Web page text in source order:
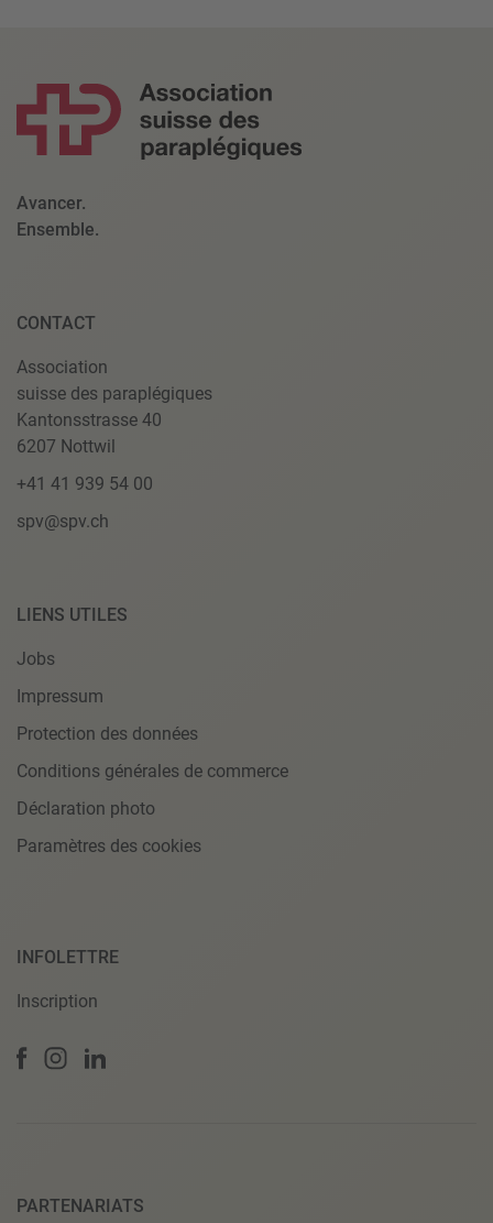
Avancer.
Ensemble.
CONTACT
Association
suisse des paraplégiques
Kantonsstrasse 40
6207 Nottwil
+41 41 939 54 00
spv@spv.ch
LIENS UTILES
Jobs
Impressum
Protection des données
Conditions générales de commerce
Déclaration photo
Paramètres des cookies
INFOLETTRE
Inscription
PARTENARIATS